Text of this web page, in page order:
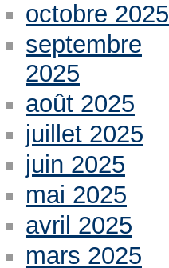
octobre 2025
septembre
2025
août 2025
juillet 2025
juin 2025
mai 2025
avril 2025
mars 2025